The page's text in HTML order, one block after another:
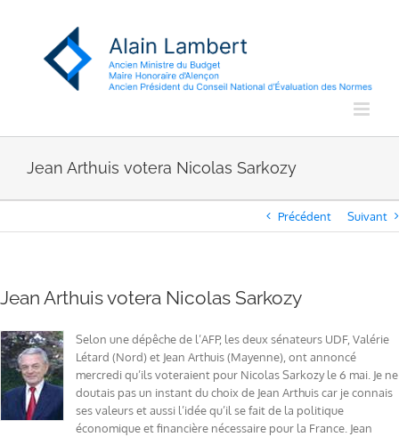
Jean Arthuis votera Nicolas Sarkozy
Précédent Suivant
Jean Arthuis votera Nicolas Sarkozy
Selon une dépêche de l’AFP, les deux sénateurs UDF, Valérie
Létard (Nord) et Jean Arthuis (Mayenne), ont annoncé
mercredi qu’ils voteraient pour Nicolas Sarkozy le 6 mai. Je ne
doutais pas un instant du choix de Jean Arthuis car je connais
ses valeurs et aussi l’idée qu’il se fait de la politique
économique et financière nécessaire pour la France. Jean